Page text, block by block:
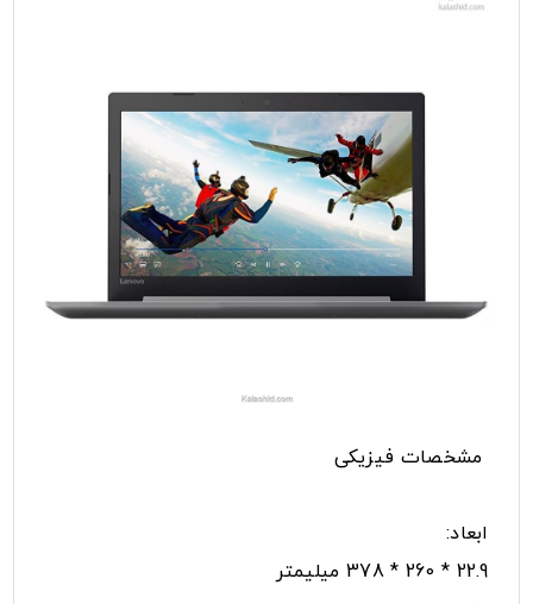
مشخصات فیزیکی
ابعاد:
22.9 * 260 * 378 میلیمتر